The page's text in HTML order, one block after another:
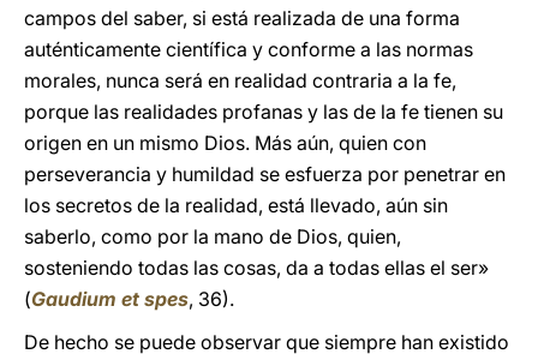
campos del saber, si está realizada de una forma
auténticamente científica y conforme a las normas
morales, nunca será en realidad contraria a la fe,
porque las realidades profanas y las de la fe tienen su
origen en un mismo Dios. Más aún, quien con
perseverancia y humildad se esfuerza por penetrar en
los secretos de la realidad, está llevado, aún sin
saberlo, como por la mano de Dios, quien,
sosteniendo todas las cosas, da a todas ellas el ser»
(Gaudium et spes, 36).
De hecho se puede observar que siempre han existido